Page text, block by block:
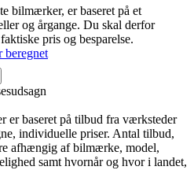
bilmærker, er baseret på et
og årgange. Du skal derfor
pris og besparelse.
beregnet
er baseret på tilbud fra værksteder
individuelle priser. Antal tilbud,
afhængig af bilmærke, model,
samt hvornår og hvor i landet,